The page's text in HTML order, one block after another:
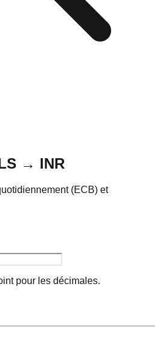
→ INR
(ECB) et
pour les décimales.